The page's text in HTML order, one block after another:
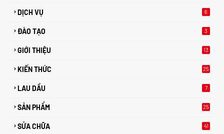
DỊCH VỤ 6
ĐÀO TẠO 3
GIỚI THIỆU 13
KIẾN THỨC
25
LAU DẦU 7
SẢN PHẨM 25
SỬA CHỮA 41